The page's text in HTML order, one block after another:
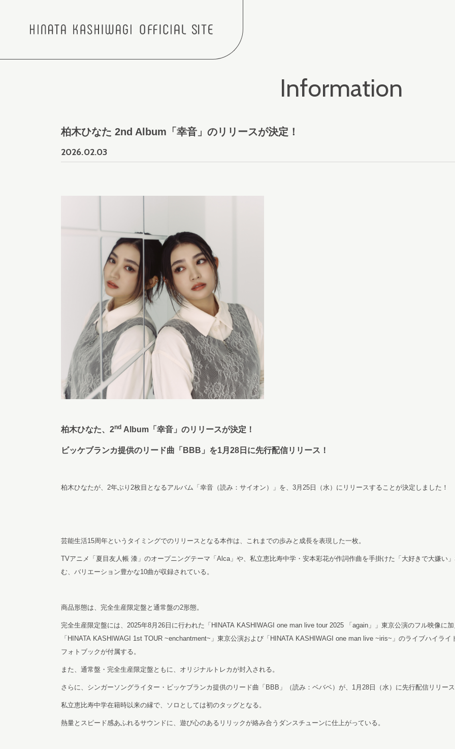
Information
柏木ひなた 2nd Album「幸音」のリリースが決定！
2026.02.03
柏木ひなた、2nd Album「幸音」のリリースが決定！
ビッケブランカ提供のリード曲「BBB」を1月28日に先行配信リリース！
柏木ひなたが、2年ぶり2枚目となるアルバム「幸音（読み：サイオン）」を、3月25日（水）にリリースすることが決定しました！
芸能生活15周年というタイミングでのリリースとなる本作は、これまでの歩みと成長を表現した一枚。
TVアニメ「夏目友人帳 漆」のオープニングテーマ「Alca」や、私立恵比寿中学・安本彩花が作詞作曲を手掛けた「大好きで大嫌い
む、バリエーション豊かな10曲が収録されている。
商品形態は、完全生産限定盤と通常盤の2形態。
完全生産限定盤には、2025年8月26日に行われた「HINATA KASHIWAGI one man live tour 2025 「again」」東京公演のフル映像に
「HINATA KASHIWAGI 1st TOUR ~enchantment~」東京公演および「HINATA KASHIWAGI one man live ~iris~」のライブハイラ
フォトブックが付属する。
また、通常盤・完全生産限定盤ともに、オリジナルトレカが封入される。
さらに、シンガーソングライター・ビッケブランカ提供のリード曲「BBB」（読み：ベバベ）が、1月28日（水）に先行配信リリース
私立恵比寿中学在籍時以来の縁で、ソロとしては初のタッグとなる。
熱量とスピード感あふれるサウンドに、遊び心のあるリリックが絡み合うダンスチューンに仕上がっている。